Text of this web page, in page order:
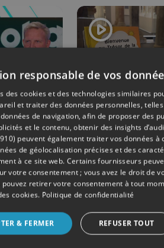
20/07/2026
et
au
CULTURE
Un
livret
Trésor
enfants
responsable de vos
des cookies et des technologies similaires
et traiter des données personnelles,
de navigation, afin de proposer des
et le contenu, obtenir des insights
peuvent également traiter vos données à
de géolocalisation précises et des
à ce site web. Certains fournisseurs
votre consentement ; vous avez le droit de
pouvez retirer votre consentement à tout
cookies. Politique de confidentialité
& FERMER REFUSER TOUT